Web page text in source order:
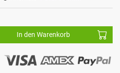
In den Warenkorb